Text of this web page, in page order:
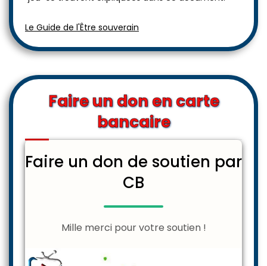
Le Guide de l'Être souverain
Faire un don en carte
bancaire
Faire un don de soutien par